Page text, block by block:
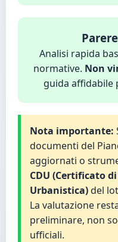
Analisi rapida
normative. Non
guida affidabile
Nota importante:
documenti del
aggiornati o
CDU (Certificato
Urbanistica)del
La valutazione
preliminare, non
ufficiali.